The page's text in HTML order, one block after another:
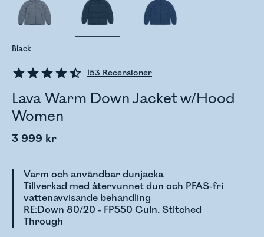
153 Recensioner
Lava Warm Down Jacket w/Hood
Women
3 999 kr
Varm och användbar dunjacka
Tillverkad med återvunnet dun och PFAS-fri
vattenavvisande behandling
RE:Down 80/20 - FP550 Cuin. Stitched
Through
Black